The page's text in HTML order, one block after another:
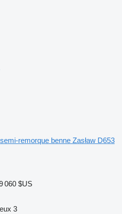
semi-remorque benne Zasław D653
060 $US
3